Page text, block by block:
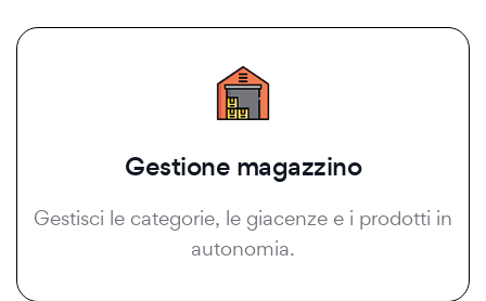
Gestione magazzino
Gestisci le categorie, le giacenze e i prodotti in
autonomia.